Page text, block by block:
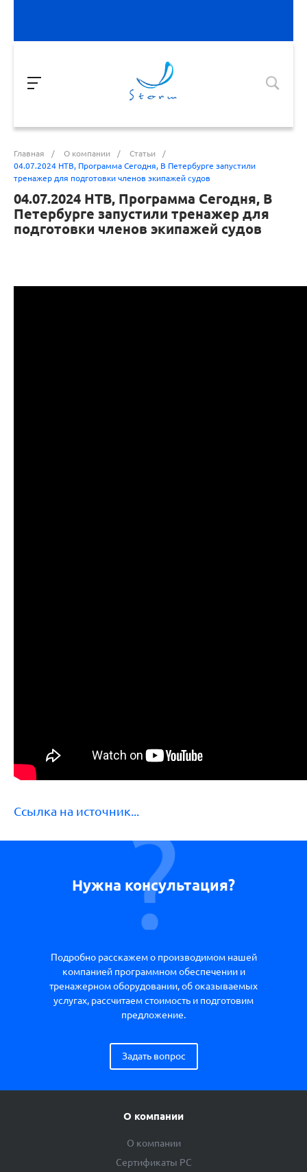
Главная / О компании / Статьи
/
04.07.2024 НТВ, Программа Сегодня, В Петербурге запустили
тренажер для подготовки членов экипажей судов
04.07.2024 НТВ, Программа Сегодня, В
Петербурге запустили тренажер для
подготовки членов экипажей судов
Ссылка на источник...
Нужна консультация?
Подробно расскажем о производимом нашей
компанией программном обеспечении и
тренажерном оборудовании, об оказываемых
услугах, рассчитаем стоимость и подготовим
предложение.
Задать вопрос
О компании
О компании
Сертификаты РС